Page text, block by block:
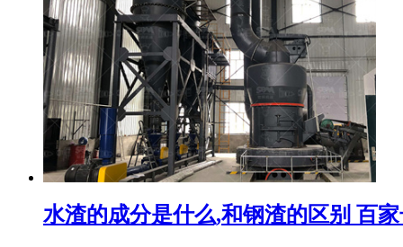
水渣的成分是什么,和钢渣的区别 百